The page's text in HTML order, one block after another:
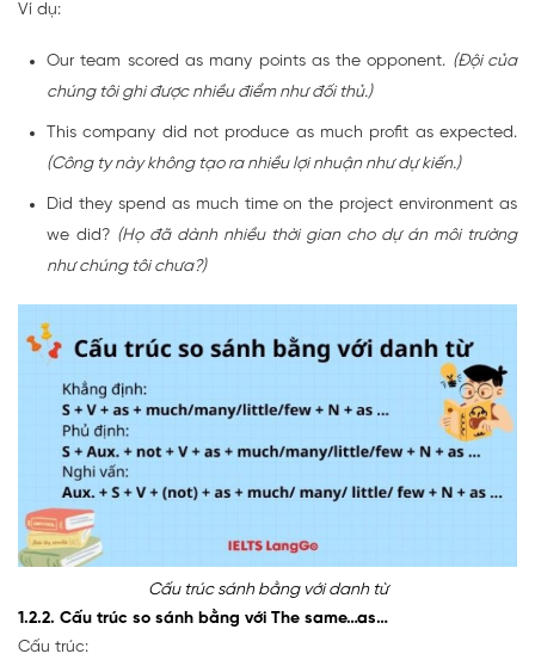
Ví dụ:
Our team scored as many points as the opponent. (Đội của
chúng tôi ghi được nhiều điểm như đối thủ.)
This company did not produce as much profit as expected.
(Công ty này không tạo ra nhiều lợi nhuận như dự kiến.)
Did they spend as much time on the project environment as
we did? (Họ đã dành nhiều thời gian cho dự án môi trường
như chúng tôi chưa?)
Cấu trúc sánh bằng với danh từ
1.2.2. Cấu trúc so sánh bằng với The same…as…
Cấu trúc: